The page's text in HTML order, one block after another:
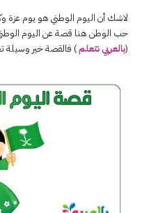
لاشك أن اليوم الوطني هو يوم عزة
حب الوطن هنا قصة عن اليوم
(بالعربي نتعلم) فالقصة خير وسيلة